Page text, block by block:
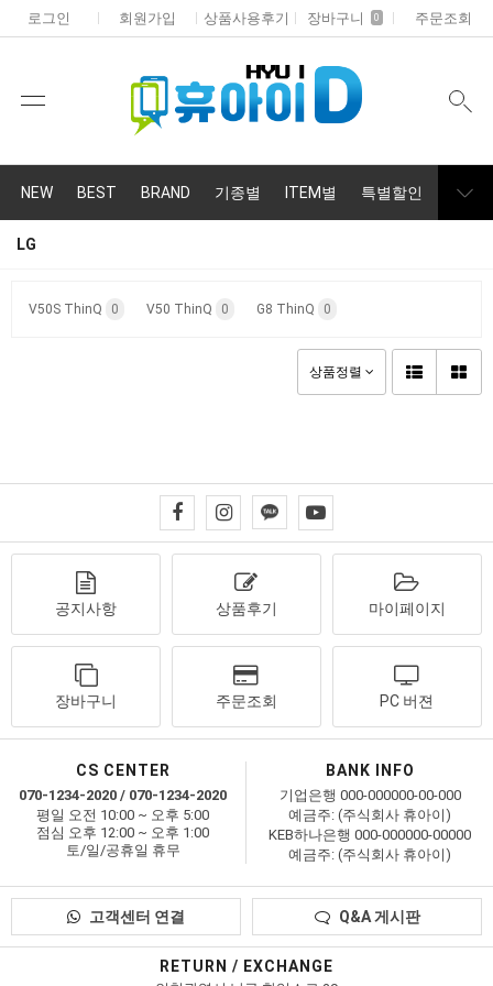
로그인 회원가입 상품사용후기 장바구니 0 주문조회
NEW BEST BRAND 기종별 ITEM별 특별할인 휴대폰
LG
V50S ThinQ 0 V50 ThinQ 0 G8 ThinQ 0
상품정렬
공지사항 상품후기 마이페이지
장바구니 주문조회 PC 버젼
CS CENTER
070-1234-2020 / 070-1234-2020
평일 오전 10:00 ~ 오후 5:00
점심 오후 12:00 ~ 오후 1:00
토/일/공휴일 휴무
BANK INFO
기업은행 000-000000-00-000
예금주: (주식회사 휴아이)
KEB하나은행 000-000000-00000
예금주: (주식회사 휴아이)
고객센터 연결 Q&A 게시판
RETURN / EXCHANGE